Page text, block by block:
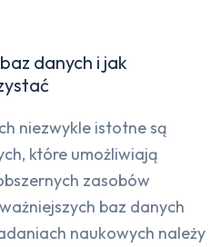
danych i jak
niezwykle istotne są
które umożliwiają
zasobów
baz danych
naukowych należy